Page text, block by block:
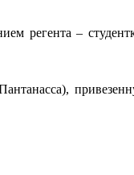
регента –